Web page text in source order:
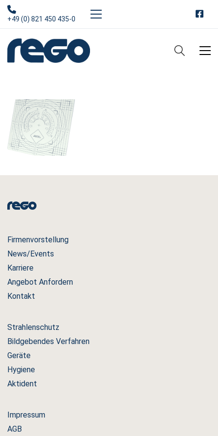
+49 (0) 821 450 435-0
Firmenvorstellung
News/Events
Karriere
Angebot Anfordern
Kontakt
Strahlenschutz
Bildgebendes Verfahren
Geräte
Hygiene
Aktident
Impressum
AGB